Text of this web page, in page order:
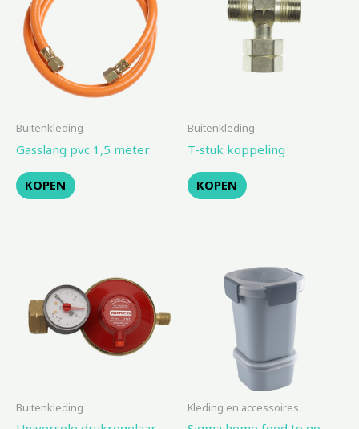
Buitenkleding
Gasslang pvc 1,5 meter
KOPEN
Buitenkleding
T-stuk koppeling
KOPEN
Buitenkleding Kleding en accessoires